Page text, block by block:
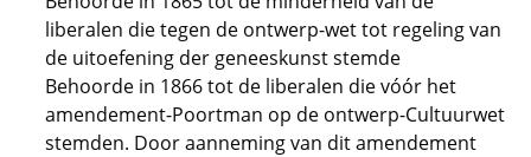
liberalen die tegen de ontwerp-wet tot regeling van
de uitoefening der geneeskunst stemde
Behoorde in 1866 tot de liberalen die vóór het
amendement-Poortman op de ontwerp-Cultuurwet
stemden. Door aanneming van dit amendement